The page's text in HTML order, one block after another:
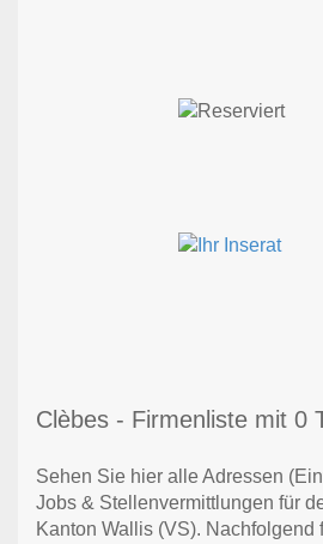
Clèbes - Firmenliste mit 0
Sehen Sie hier alle Adressen
Jobs & Stellenvermittlungen für
Kanton Wallis (VS). Nachfolgend